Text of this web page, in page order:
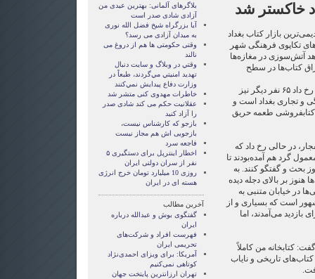
خاکستر شد
بازار کتاب بغداد
تکاپوی فرهنگی شهر
آتش‌سوزی در مغازه‌ها
کتاب‌ها در سطح
در این انفجار که در خیابان مُتَنَبّْی رخ داد ۶۵ نفر دیگر نیز
و تجاری بغداد است و
کتابفروشی طعمه حریق
در حالی رخ داد که
گرد هم آمده‌بودند تا
بحث و گفتگو کنند. به
بر بالای دجله دیده
در خیابان متنبی به
است که بسیاری و از
می‌آمدند، اما
کتابخانه من کاملاً
تاریخی و نایاب
بلاگرهای آلمانی: بهترین عیدی من
آزادی شادی صدر است
آيا بزرگراه شيخ فضل الله نوری
به ميدان آزادی می رسد؟
وقتی حکومتی ها هم از دروغ می
نالند
وقتي در وبلاگ و سايت دنبال
تهديد امنيتي مي‌گردند، طبعاً در
وزارت دفاع پيدايش نمي‌كنند
خاطرات مهدوی كنی متشر شد
عقلانيت حکم می کند شادی صدر
را آزاد کنيد
بازجو که کارشناس نیست،
بازجویی اش هم مجاز نیست
فاجعه سرد
اخطار اینترپل برای دستگیری ۵
نفر از سران دولتی ایران
روزی 10 ميليارد تومان خرج انرژی
هسته ای در ايران
آخرین مطالب
گفتگوی بوش و عبدالله درباره
ایران
فهرست افراد و شرکت‌های
تحریمی ایران
آمریکا: برای ویزای احمدی‌نژاد
کوتاهی نمی‌کنیم
تهران ارزانترین پایتخت جهان